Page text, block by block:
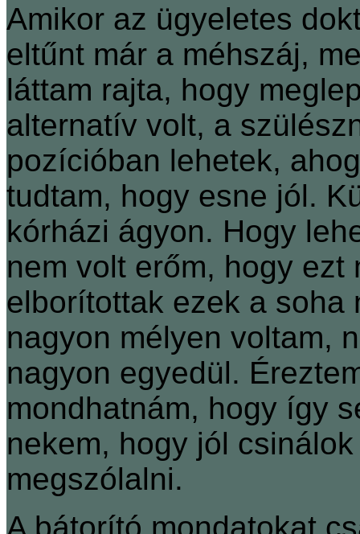
Amikor az ügyeletes
eltűnt már a méhszáj,
láttam rajta, hogy
alternatív volt, a
pozícióban lehetek,
tudtam, hogy esne jól.
kórházi ágyon. Hogy
nem volt erőm, hogy
elborítottak ezek a soha
nagyon mélyen voltam,
nagyon egyedül.
mondhatnám, hogy így
nekem, hogy jól
megszólalni.
A bátorító mondatokat